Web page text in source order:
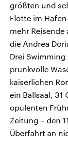
größten und
Flotte im
mehr
die Andrea
Drei Swimming
prunkvolle
kaiserlichen
ein Ballsaal, 31
opulenten
Zeitung – den
Überfahrt an